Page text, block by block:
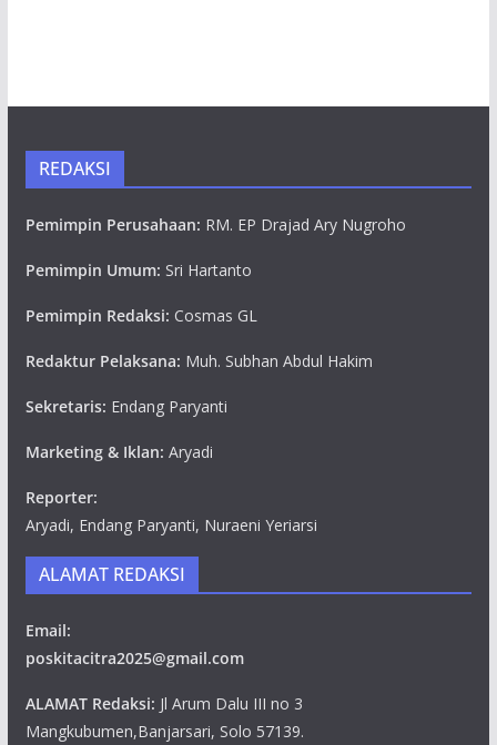
REDAKSI
Pemimpin Perusahaan: RM. EP Drajad Ary Nugroho
Pemimpin Umum: Sri Hartanto
Pemimpin Redaksi: Cosmas GL
Redaktur Pelaksana: Muh. Subhan Abdul Hakim
Sekretaris: Endang Paryanti
Marketing & Iklan: Aryadi
Reporter:
Aryadi, Endang Paryanti, Nuraeni Yeriarsi
ALAMAT REDAKSI
Email:
poskitacitra2025@gmail.com
ALAMAT Redaksi: Jl Arum Dalu III no 3
Mangkubumen,Banjarsari, Solo 57139.